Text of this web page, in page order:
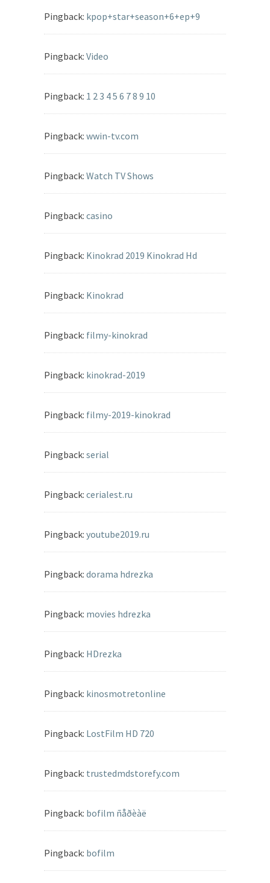
Pingback: kpop+star+season+6+ep+9
Pingback: Video
Pingback: 1 2 3 4 5 6 7 8 9 10
Pingback: wwin-tv.com
Pingback: Watch TV Shows
Pingback: casino
Pingback: Kinokrad 2019 Kinokrad Hd
Pingback: Kinokrad
Pingback: filmy-kinokrad
Pingback: kinokrad-2019
Pingback: filmy-2019-kinokrad
Pingback: serial
Pingback: cerialest.ru
Pingback: youtube2019.ru
Pingback: dorama hdrezka
Pingback: movies hdrezka
Pingback: HDrezka
Pingback: kinosmotretonline
Pingback: LostFilm HD 720
Pingback: trustedmdstorefy.com
Pingback: bofilm ñåðèàë
Pingback: bofilm